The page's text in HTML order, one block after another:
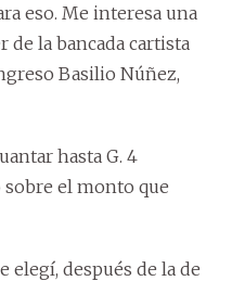
eso. Me interesa una
de la bancada cartista
Basilio Núñez,
hasta G. 4
sobre el monto que
elegí, después de la de